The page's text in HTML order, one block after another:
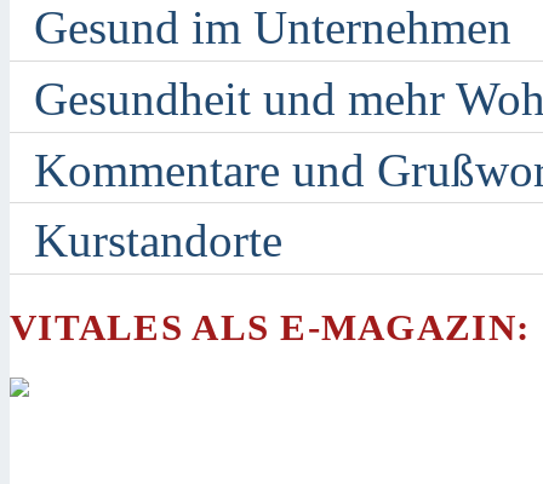
Gesund im Unternehmen
Gesundheit und mehr
Kommentare und
Kurstandorte
VITALES ALS E-MAGAZIN: